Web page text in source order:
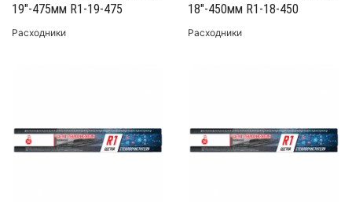
19"-475мм R1-19-475
Расходники
18"-450мм R1-18-450
Расходники